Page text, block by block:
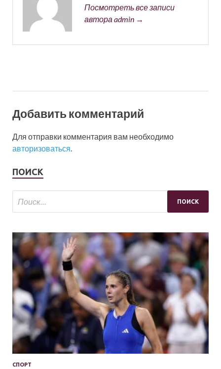
Посмотреть все записи
автора admin →
Добавить комментарий
Для отправки комментария вам необходимо
авторизоваться.
ПОИСК
СПОРТ